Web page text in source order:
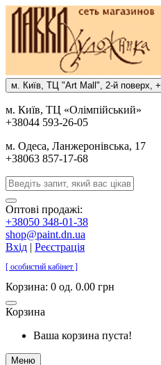
м. Киïв, ТЦ "Art Mall", 2-й поверх,
м. Киïв, ТЦ «Олiмпiйський»
+38044 593-26-05
м. Одеса, Ланжеронiвська, 17
+38063 857-17-68
Оптові продажі:
+38050 348-01-38
shop@paint.dn.ua
Вхід | Реєстрація
[ особистий кабінет ]
Корзина: 0 од. 0.00 грн
Корзина
Ваша корзина пуста!
Меню